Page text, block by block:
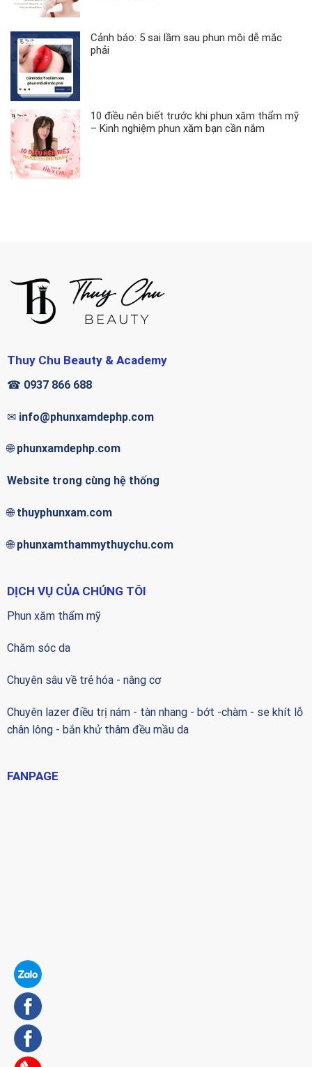
Cảnh báo: 5 sai lầm sau phun môi dễ mắc
phải
10 điều nên biết trước khi phun xăm thẩm mỹ
– Kinh nghiệm phun xăm bạn cần nắm
Thuy Chu Beauty & Academy
☎ 0937 866 688
✉ info@phunxamdephp.com
🌐phunxamdephp.com
Website trong cùng hệ thống
🌐thuyphunxam.com
🌐phunxamthammythuychu.com
DỊCH VỤ CỦA CHÚNG TÔI
Phun xăm thẩm mỹ
Chăm sóc da
Chuyên sâu về trẻ hóa - nâng cơ
Chuyên lazer điều trị nám - tàn nhang - bớt -chàm - se khít lỗ
chân lông - bắn khử thâm đều mầu da
FANPAGE